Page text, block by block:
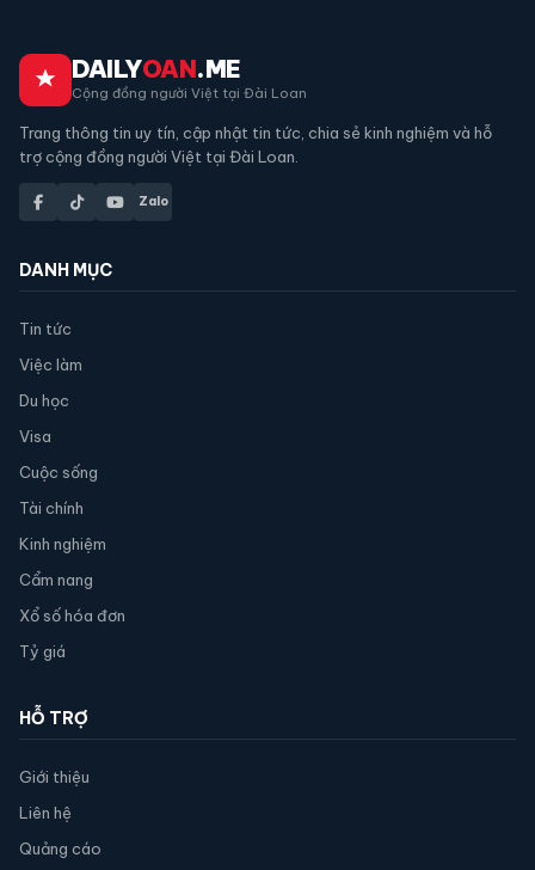
DAILYOAN.ME
Cộng đồng người Việt tại Đài Loan
Trang thông tin uy tín, cập nhật tin tức, chia sẻ kinh nghiệm và hỗ
trợ cộng đồng người Việt tại Đài Loan.
Zalo
DANH MỤC
Tin tức
Việc làm
Du học
Visa
Cuộc sống
Tài chính
Kinh nghiệm
Cẩm nang
Xổ số hóa đơn
Tỷ giá
HỖ TRỢ
Giới thiệu
Liên hệ
Quảng cáo